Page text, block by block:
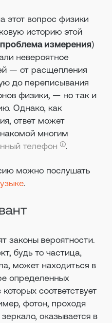
этот вопрос физики
историю этой
проблема измерения)
невероятное
— от расщепления
до переписывания
физики, — но так и
Однако, как
ответ может
многим
телефон .
можно послушать
.
законы вероятности.
будь то частица,
может находиться в
определенных
соответствует
фотон, проходя
оказывается в